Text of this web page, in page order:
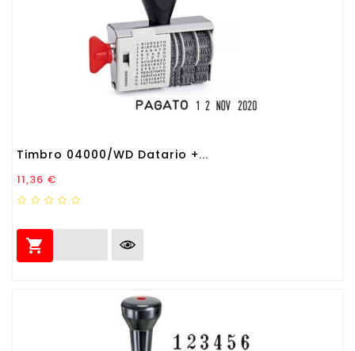
Timbro 04000/WD Datario +...
Prezzo
11,36 €
